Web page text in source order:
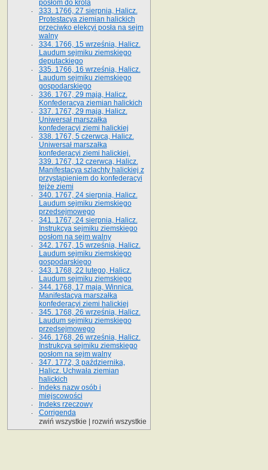
posłom do króla
333. 1766, 27 sierpnia, Halicz.
Protestacya ziemian halickich
przeciwko elekcyi posła na sejm
walny
334. 1766, 15 września, Halicz.
Laudum sejmiku ziemskiego
deputackiego
335. 1766, 16 września, Halicz.
Laudum sejmiku ziemskiego
gospodarskiego
336. 1767, 29 maja, Halicz.
Konfederacya ziemian halickich
337. 1767, 29 maja, Halicz.
Uniwersał marszałka
konfederacyi ziemi halickiej
338. 1767, 5 czerwca, Halicz.
Uniwersał marszałka
konfederacyi ziemi halickiej.
339. 1767, 12 czerwca, Halicz.
Manifestacya szlachty halickiej z
przystąpieniem do konfederacyi
tejże ziemi
340. 1767, 24 sierpnia, Halicz.
Laudum sejmiku ziemskiego
przedsejmowego
341. 1767, 24 sierpnia, Halicz.
Instrukcya sejmiku ziemskiego
posłom na sejm walny
342. 1767, 15 września, Halicz.
Laudum sejmiku ziemskiego
gospodarskiego
343. 1768, 22 lutego, Halicz.
Laudum sejmiku ziemskiego
344. 1768, 17 maja, Winnica.
Manifestacya marszałka
konfederacyi ziemi halickiej
345. 1768, 26 września, Halicz.
Laudum sejmiku ziemskiego
przedsejmowego
346. 1768, 26 września, Halicz.
Instrukcya sejmiku ziemskiego
posłom na sejm walny
347. 1772, 3 października,
Halicz. Uchwała ziemian
halickich
Indeks nazw osób i
miejscowości
Indeks rzeczowy
Corrigenda
zwiń wszystkie
rozwiń wszystkie